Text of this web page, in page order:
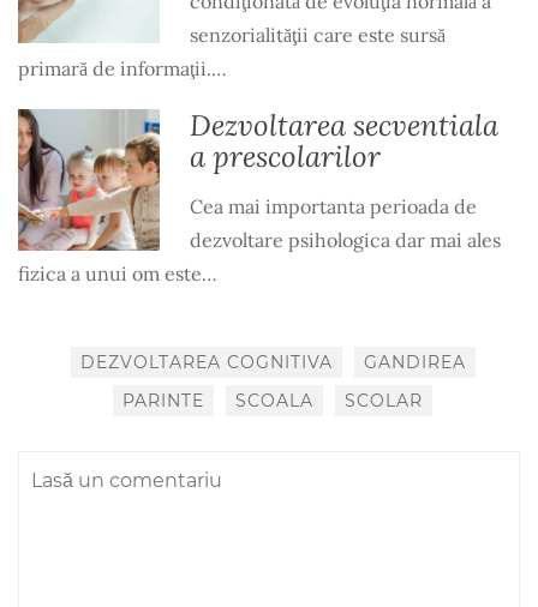
senzorialităţii care este sursă
primară de informaţii.…
Dezvoltarea secventiala
a prescolarilor
Cea mai importanta perioada de
dezvoltare psihologica dar mai ales
fizica a unui om este…
DEZVOLTAREA COGNITIVA
GANDIREA
PARINTE
SCOALA SCOLAR